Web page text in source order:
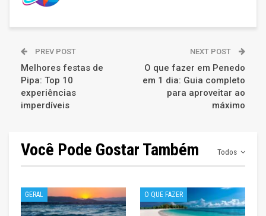
PREV POST
Melhores festas de
Pipa: Top 10
experiências
imperdíveis
NEXT POST
O que fazer em Penedo
em 1 dia: Guia completo
para aproveitar ao
máximo
Todos
Você Pode Gostar Também
GERAL O QUE FAZER